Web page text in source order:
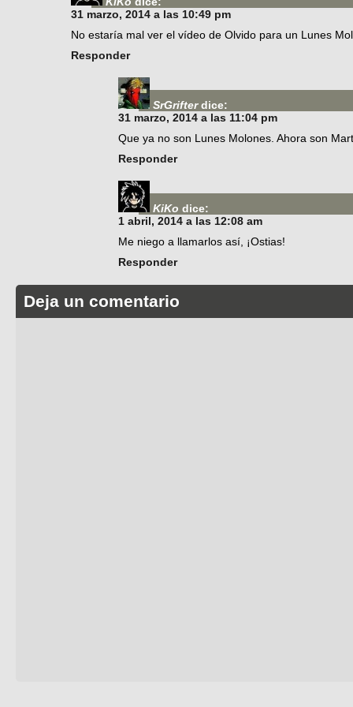
31 marzo, 2014 a las 10:49 pm
No estaría mal ver el vídeo de Olvido para un Lunes
Responder
SrGrifter dice:
31 marzo, 2014 a las 11:04 pm
Que ya no son Lunes Molones. Ahora son
Responder
KiKo dice:
1 abril, 2014 a las 12:08 am
Me niego a llamarlos así, ¡Ostias!
Responder
Deja un comentario